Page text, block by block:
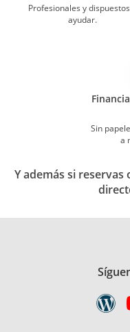
Profesionales y
ayudar.
Sin
a
Y además si